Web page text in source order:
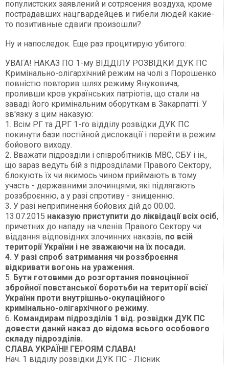
популистских заявлений и сотрясения воздуха, кроме
пострадавших нацгвардейцев и гибели людей какие-
то позитивные сдвиги произошли?
Ну и напоследок. Еще раз процитирую убитого:
УВАГА! НАКАЗ ПО 1-му ВІДДІЛУ РОЗВІДКИ ДУК ПС
Кримінально-олігархічний режим на чолі з Порошенко
повністю повторив шлях режиму Януковича,
проливши кров українських патріотів, що стали на
заваді його кримінальним оборуткам в Закарпатті. У
зв'язку з цим наказую:
1. Всім РГ та ДРГ 1-го відділу розвідки ДУК ПС
покинути бази постійной дислокації і перейти в режим
бойового виходу.
2. Вважати підрозділи і співробітників МВС, СБУ і ін.,
що зараз ведуть бій з підрозділами Правого Сектору,
блокують їх чи якимось чином приймають в тому
участь - державними злочинцями, які підлягають
роззброєнню, а у разі спротиву - знищенню.
3. У разі неприпинення бойових дій до 00.00.
13.07.2015 наказую приступити до ліквідації всіх осіб,
причетних до нападу на членів Правого Сектору чи
віддання відповідних злочинних наказів, по всій
території України і не зважаючи на їх посади.
4. У разі спроб затримання чи роззброєння
відкривати вогонь на ураження.
5. Бути готовими до розгортання повноцінної
збройної повстанської боротьби на території всієї
України проти внутрішньо-окупаційного
кримінально-олігархічного режиму.
6. Командирам підрозділів 1 від. розвідки ДУК ПС
довести даний наказ до відома всього особового
складу підрозділів.
СЛАВА УКРАЇНІ! ГЕРОЯМ СЛАВА!
Нач. 1 відділу розвідки ДУК ПС - Лісник